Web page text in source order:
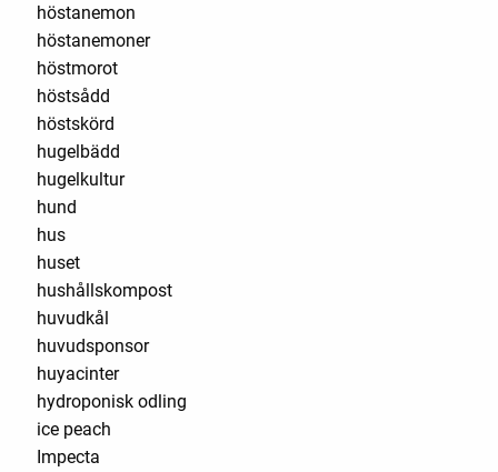
höstanemon
höstanemoner
höstmorot
höstsådd
höstskörd
hugelbädd
hugelkultur
hund
hus
huset
hushållskompost
huvudkål
huvudsponsor
huyacinter
hydroponisk odling
ice peach
Impecta